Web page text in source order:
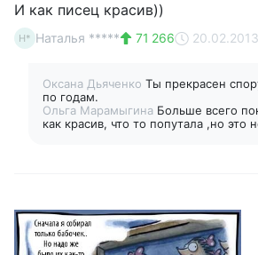
И как писец красив))
Н* Наталья ***** 71 266 20.02.2013
Оксана Дьяченко Ты прекрасен
по годам.
Ольга Марамыгина Больше всего
как красив, что то попутала ,но это